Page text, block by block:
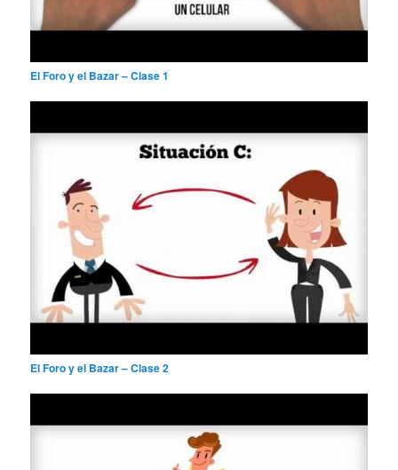
El Foro y el Bazar – Clase 1
El Foro y el Bazar – Clase 2